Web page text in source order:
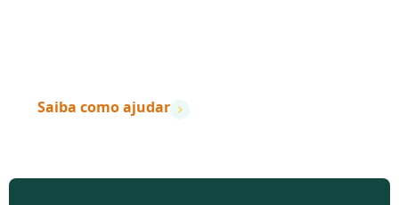
Saiba como ajudar